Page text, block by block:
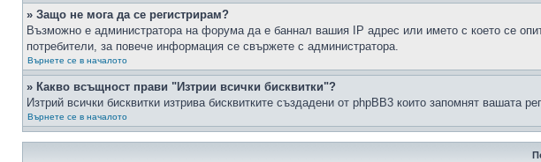
» Защо не мога да се регистрирам?
Възможно е администратора на форума да е баннал вашия IP адрес или името с което се
потребители, за повече информация се свържете с администратора.
Върнете се в началото
» Какво всъщност прави "Изтрии всички бисквитки"?
Изтрий всички бисквитки изтрива бисквитките създадени от phpBB3 които запомнят вашата
Върнете се в началото